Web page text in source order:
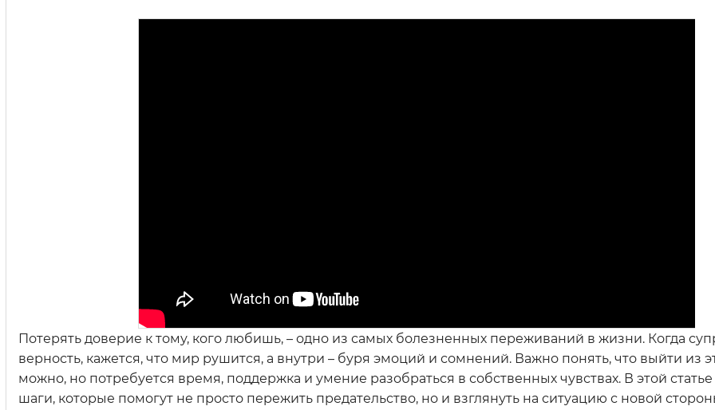
Потерять доверие к тому, кого любишь, – одно из самых болезненных переживаний в жизни. Когда
верность, кажется, что мир рушится, а внутри – буря эмоций и сомнений. Важно понять, что выйти из
можно, но потребуется время, поддержка и умение разобраться в собственных чувствах. В этой
шаги, которые помогут не просто пережить предательство, но и взглянуть на ситуацию с новой